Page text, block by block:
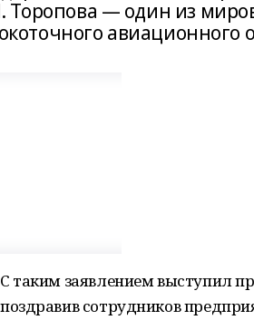
Торопова — один из
авиационного
С таким заявлением выступил
поздравив сотрудников